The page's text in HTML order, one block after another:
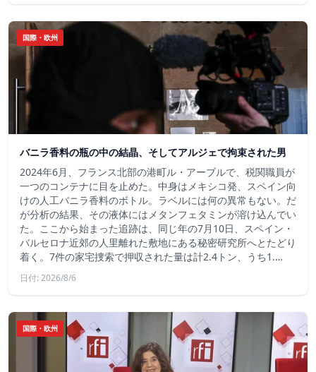
国際・欧州
バニラ香料の瓶の中の結晶、そしてアルジェで拘束された男
2024年6月、フランス北部の港町ル・アーブルで、税関職員が
一つのコンテナに目を止めた。中身はメキシコ発、スペイン向
けの人工バニラ香料のボトル。ラベルには何の異常もない。だ
が分析の結果、その液体にはメタンフェタミンが溶け込んでい
た。ここから始まった追跡は、同じ年の7月10日、スペイン・
バルセロナ近郊の人里離れた敷地にある秘密研究所へとたどり
着く。7件の家宅捜索で押収された量は計2.4トン、うち1.…
日付: 2026/8/6
国際・欧州